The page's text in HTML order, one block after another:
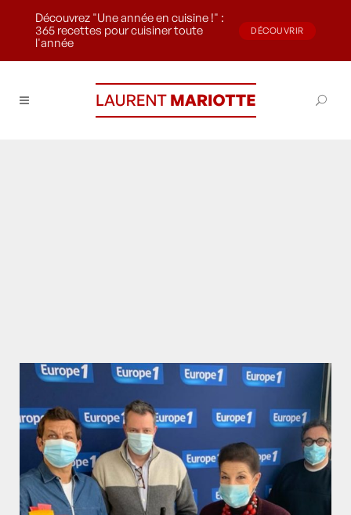
Découvrez "Une année en cuisine !" :
365 recettes pour cuisiner toute
l'année
DÉCOUVRIR